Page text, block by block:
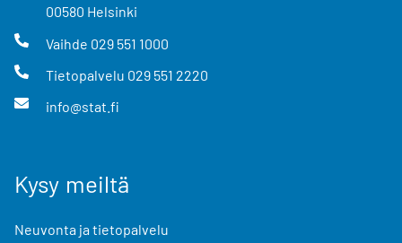
00580 Helsinki
Vaihde 029 551 1000
Tietopalvelu 029 551 2220
info@stat.fi
Kysy meiltä
Neuvonta ja tietopalvelu